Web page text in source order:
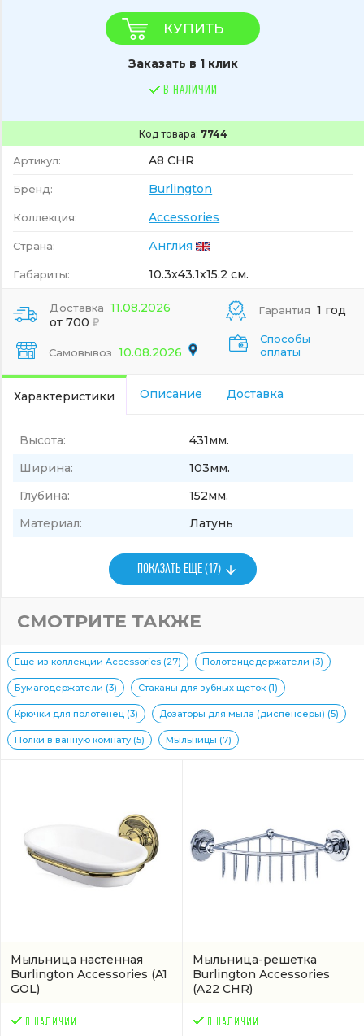
Код товара: 7744
Артикул: A8 CHR
Бренд: Burlington
Коллекция: Accessories
Страна: Англия
Габариты: 10.3x43.1x15.2 см.
КУПИТЬ
Заказать в 1 клик
В НАЛИЧИИ
Доставка 11.08.2026
от 700
Самовывоз 10.08.2026
Гарантия 1 год
Способы
оплаты
Характеристики Описание Доставка
Высота:
431мм.
Ширина:
103мм.
Глубина:
152мм.
Материал:
Латунь
ПОКАЗАТЬ ЕЩЕ (17)
СМОТРИТЕ ТАКЖЕ
Еще из коллекции Accessories (27) Полотенцедержатели (3)
Бумагодержатели (3) Стаканы для зубных щеток (1)
Крючки для полотенец (3) Дозаторы для мыла (диспенсеры) (5)
Полки в ванную комнату (5) Мыльницы (7)
Мыльница настенная
Burlington Accessories (A1
GOL)
Мыльница-решетка
Burlington Accessories
(A22 CHR)